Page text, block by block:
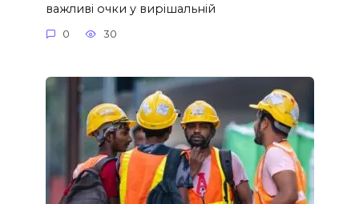
важливі очки у вирішальній
0 30